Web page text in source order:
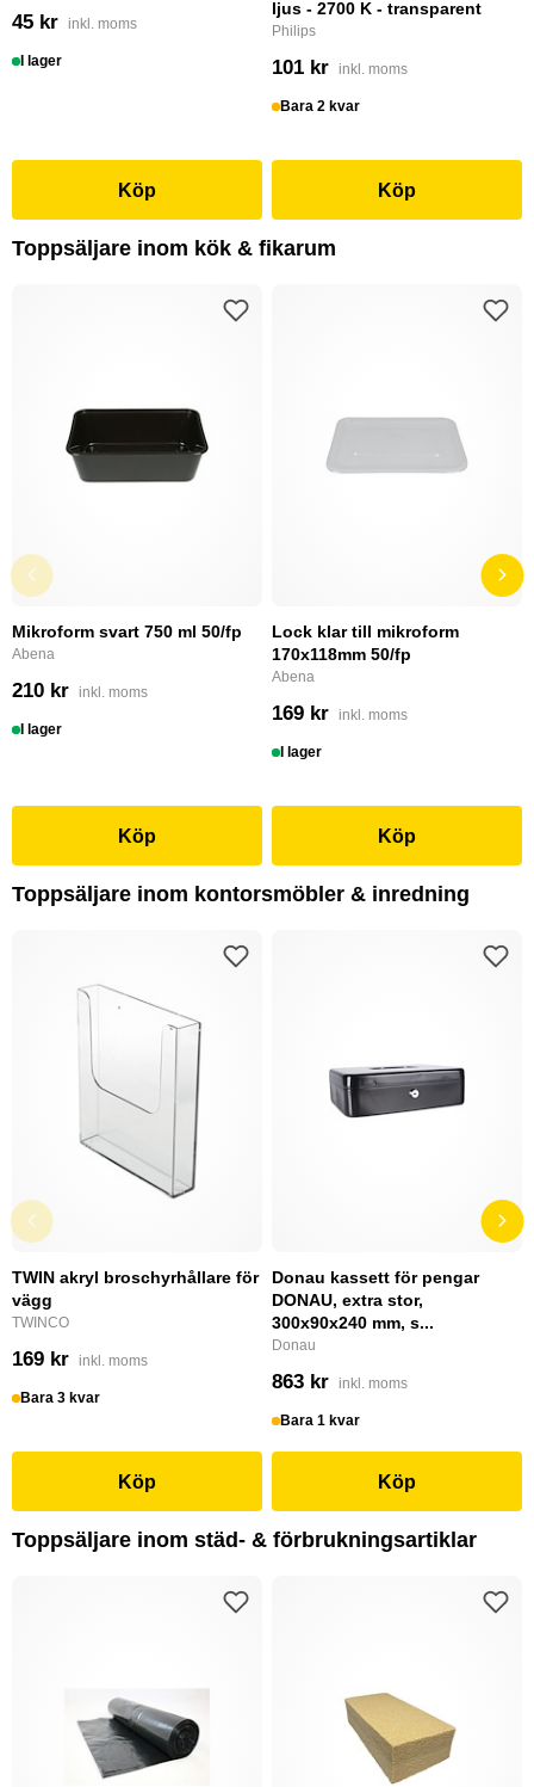
45 kr inkl. moms
I lager
Köp
ljus - 2700 K - transparent
Philips
101 kr inkl. moms
Bara 2 kvar
Köp
Toppsäljare inom kök & fikarum
Mikroform svart 750 ml 50/fp
Abena
210 kr inkl. moms
I lager
Köp
Lock klar till mikroform
170x118mm 50/fp
Abena
169 kr inkl. moms
I lager
Köp
Toppsäljare inom kontorsmöbler & inredning
TWIN akryl broschyrhållare för
vägg
TWINCO
169 kr inkl. moms
Bara 3 kvar
Köp
Donau kassett för pengar
DONAU, extra stor,
300x90x240 mm, s...
Donau
863 kr inkl. moms
Bara 1 kvar
Köp
Toppsäljare inom städ- & förbrukningsartiklar